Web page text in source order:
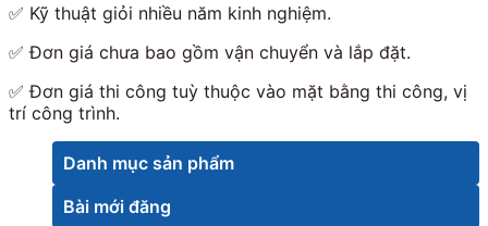
✅ Kỹ thuật giỏi nhiều năm kinh nghiệm.
✅ Đơn giá chưa bao gồm vận chuyển và lắp đặt.
✅ Đơn giá thi công tuỳ thuộc vào mặt bằng thi công, vị
trí công trình.
Danh mục sản phẩm
Bài mới đăng